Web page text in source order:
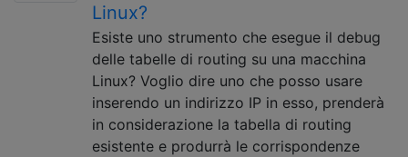
Linux?
Esiste uno strumento che esegue il debug
delle tabelle di routing su una macchina
Linux? Voglio dire uno che posso usare
inserendo un indirizzo IP in esso, prenderà
in considerazione la tabella di routing
esistente e produrrà le corrispondenze